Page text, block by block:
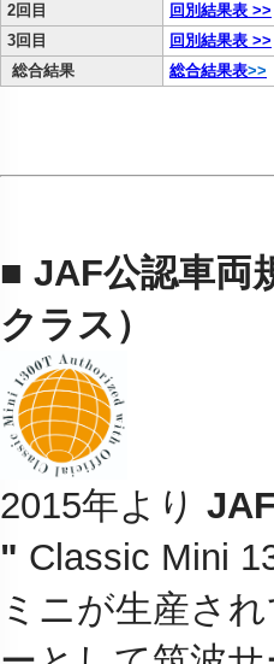
2回目
回別結果表 >>
3回目
回別結果表 >>
総合結果
総合結果表>>
■ JAF公認車
クラス）
2015年より
" Classic Mini
ミニが生産さ